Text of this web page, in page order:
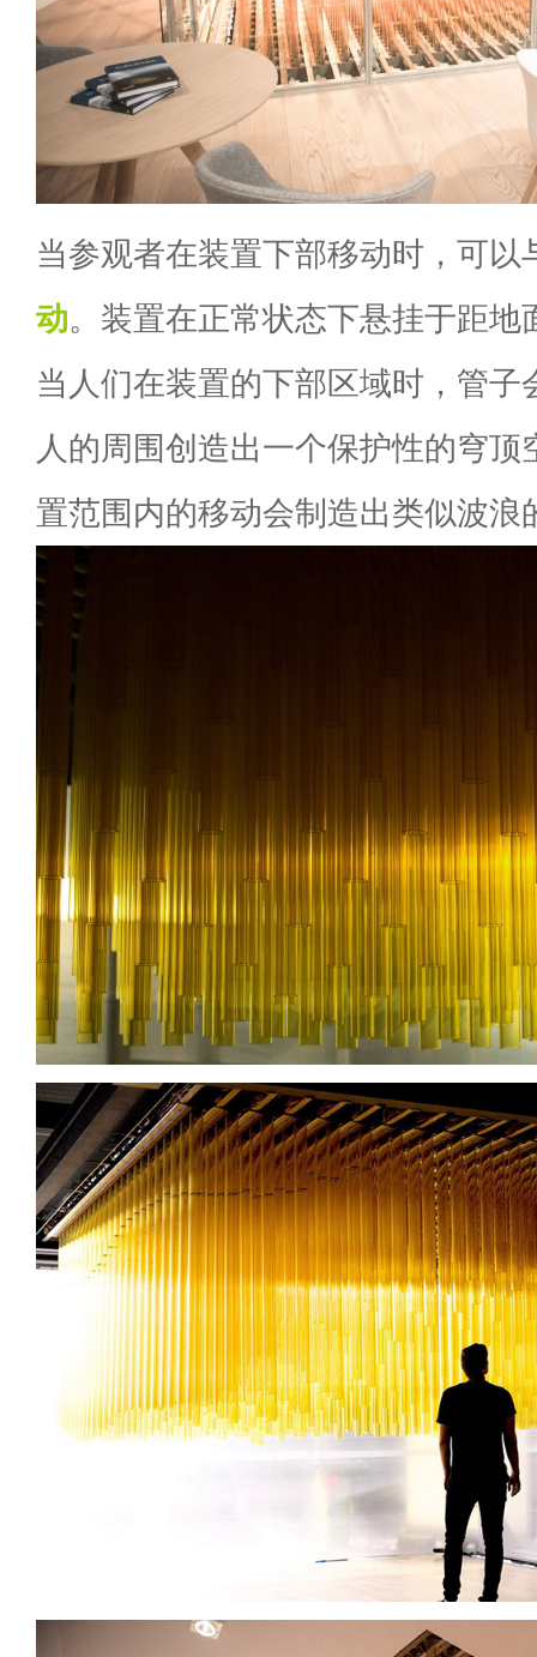
当参观者在装置下部移动时，可以
动。装置在正常状态下悬挂于距地
当人们在装置的下部区域时，管子
人的周围创造出一个保护性的穹
置范围内的移动会制造出类似波浪